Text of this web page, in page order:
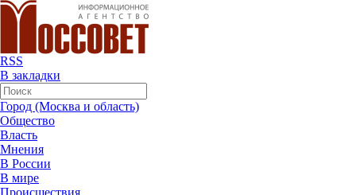
RSS
В закладки
Город (Москва и область)
Общество
Власть
Мнения
В России
В мире
Происшествия